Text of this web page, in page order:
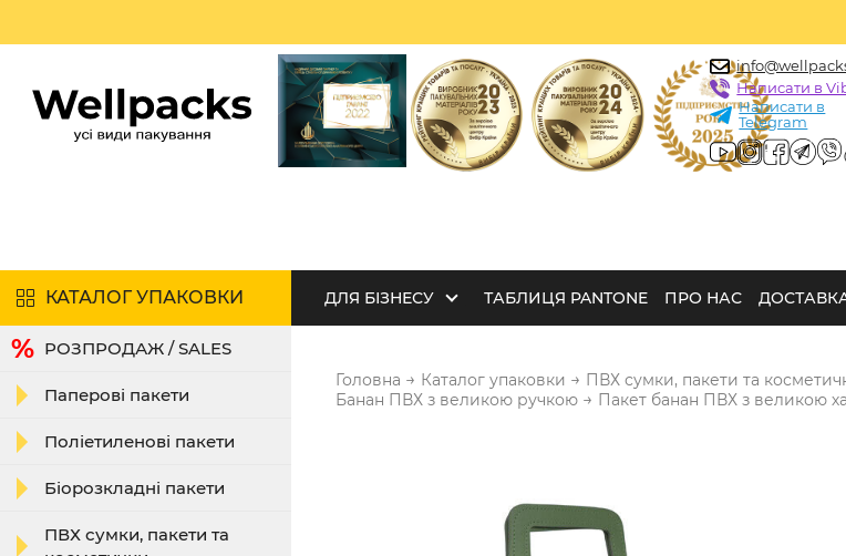
Написати в
Написати в
Telegram
КАТАЛОГ УПАКОВКИ ДЛЯ БІЗНЕСУ ТАБЛИЦЯ PANTONE ПРО НАС
РОЗПРОДАЖ / SALES
Паперові пакети
Поліетиленові пакети
Біорозкладні пакети
ПВХ сумки, пакети та
Головна → Каталог упаковки → ПВХ сумки, пакети та
Банан ПВХ з великою ручкою → Пакет банан ПВХ з великою